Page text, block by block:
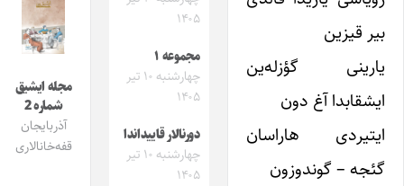
بیر قیزین
یارینی گؤزله‌ین
ایشقابدا آغ دون
ایتیردی هاراسان
گئجه – گوندوزون
۱۴۰۵
مجموعه ۱
چهارشنبه ۱۰ تیر
۱۴۰۵
دورنالار قاییداندا
چهارشنبه ۱۰ تیر
۱۴۰۵
مجله ایشیق
شماره 2
آذربایجان
قفه‌خانالاری